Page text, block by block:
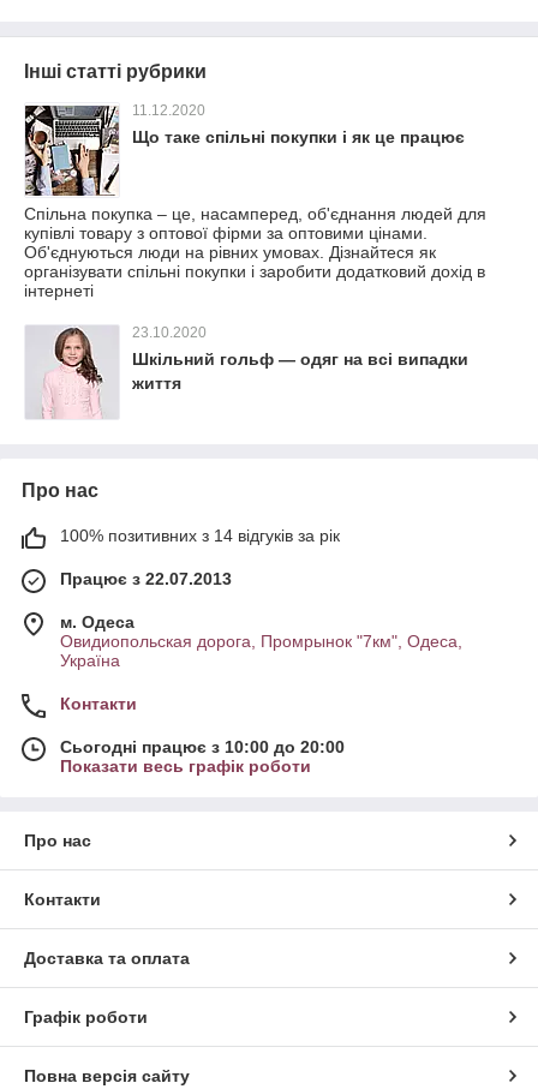
Інші статті рубрики
11.12.2020
Що таке спільні покупки і як це працює
Спільна покупка – це, насамперед, об'єднання людей для
купівлі товару з оптової фірми за оптовими цінами.
Об'єднуються люди на рівних умовах. Дізнайтеся як
організувати спільні покупки і заробити додатковий дохід в
інтернеті
23.10.2020
Шкільний гольф — одяг на всі випадки
життя
Про нас
100% позитивних з 14 відгуків за рік
Працює з 22.07.2013
м. Одеса
Овидиопольская дорога, Промрынок "7км", Одеса,
Україна
Контакти
Сьогодні працює з 10:00 до 20:00
Показати весь графік роботи
Про нас
Контакти
Доставка та оплата
Графік роботи
Повна версія сайту